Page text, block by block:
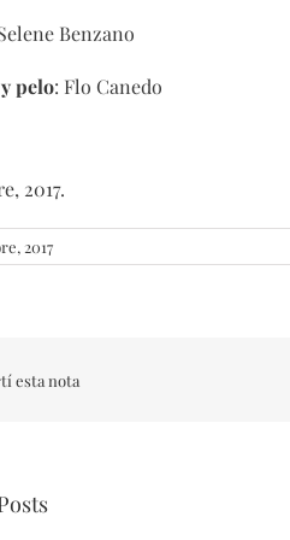
Benzano
pelo: Flo Canedo
2017.
2017
esta nota